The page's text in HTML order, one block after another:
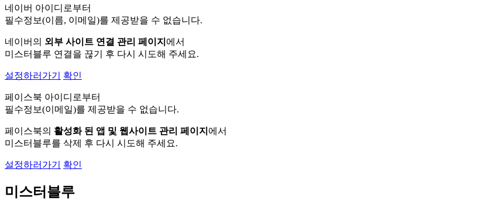
네이버 아이디로부터
필수정보(이름, 이메일)를 제공받을 수 없습니다.
네이버의 외부 사이트 연결 관리 페이지 에서
미스터블루 연결을 끊기 후 다시 시도해 주세요.
설정하러가기 확인
페이스북 아이디로부터
필수정보(이메일)를 제공받을 수 없습니다.
페이스북의 활성화 된 앱 및 웹사이트 관리 페이지 에서
미스터블루를 삭제 후 다시 시도해 주세요.
설정하러가기 확인
미스터블루